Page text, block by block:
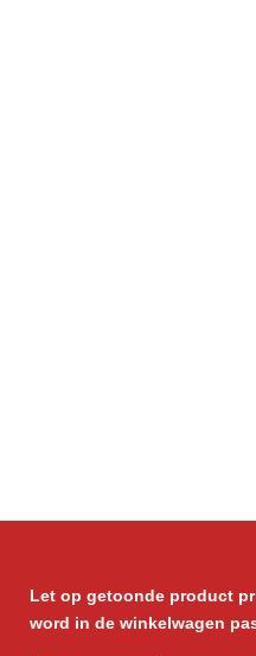
Let op getoonde product
word in de winkelwagen